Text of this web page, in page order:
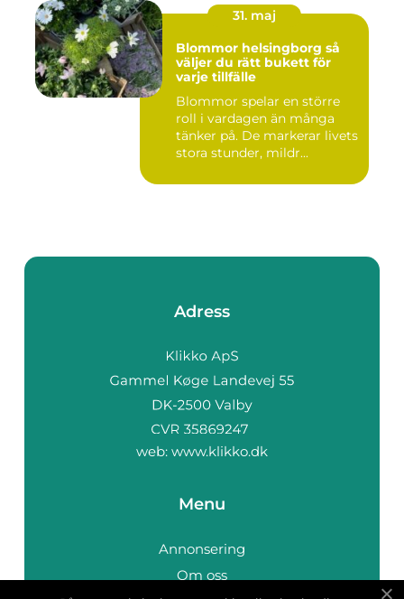
31. maj
Blommor helsingborg så
väljer du rätt bukett för
varje tillfälle
Blommor spelar en större
roll i vardagen än många
tänker på. De markerar livets
stora stunder, mildr...
Adress
web: www.klikko.dk
Menu
Annonsering
Om oss